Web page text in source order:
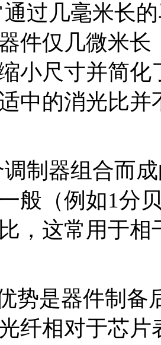
通过几毫米长
件仅几微米
小尺寸并简
中的消光比
调制器组合而
般（例如1分
，这常用于
势是器件制备
纤相对于芯